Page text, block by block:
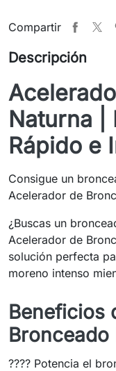
Compartir
Descripción
Naturna |
Rápido e
Consigue un
Acelerador de
¿Buscas un
Acelerador de
solución perfecta
moreno intenso
Beneficios
Bronceado
???? Potencia el